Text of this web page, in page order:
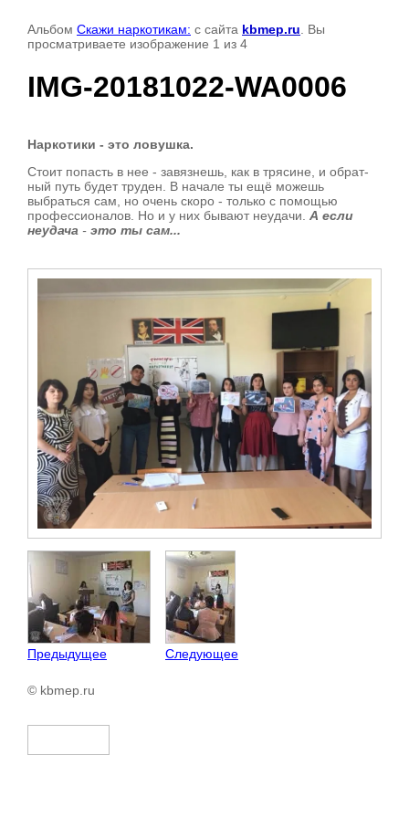
Альбом Скажи наркотикам: с сайта kbmep.ru . Вы
просматриваете изображение 1 из 4
IMG-20181022-WA0006
Наркотики - это ловушка.
Стоит попасть в нее - завязнешь, как в трясине, и обрат­
ный путь будет труден. В начале ты ещё можешь
выбраться сам, но очень скоро - только с помощью
профессионалов. Но и у них бывают неудачи. А если
неудача - это ты сам...
Предыдущее Следующее
© kbmep.ru